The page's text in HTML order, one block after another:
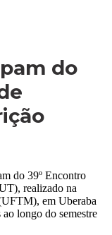
do
do 39º Encontro
realizado na
em Uberaba
longo do semestre